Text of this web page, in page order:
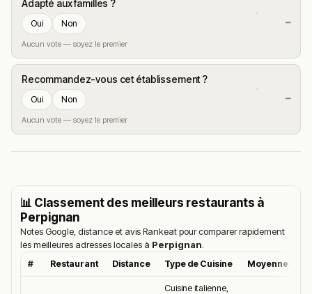
Adapté aux familles ?
Oui Non
Aucun vote — soyez le premier
—
Recommandez-vous cet établissement ?
Oui Non
Aucun vote — soyez le premier
—
📊 Classement des meilleurs restaurants à
Perpignan
Notes Google, distance et avis Rankeat pour comparer rapidement
les meilleures adresses locales à Perpignan.
# Restaurant Distance Type de Cuisine Moyenne
Cuisine italienne,